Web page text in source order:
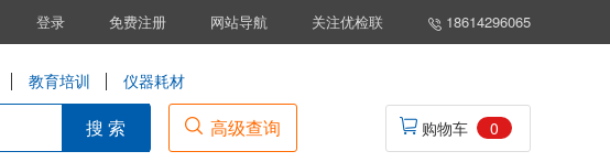
登录 免费注册 网站导航 关注优检联 18614296065
教育培训 仪器耗材
搜 索 高级查询 购物车 0